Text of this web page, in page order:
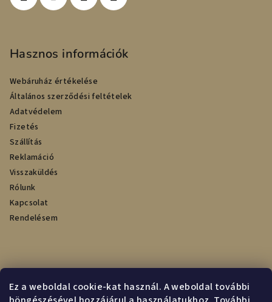
Ez a weboldal cookie-kat használ. A weboldal további
Hasznos információk
Webáruház értékelése
Általános szerződési feltételek
Adatvédelem
Fizetés
Szállítás
Reklamáció
Visszaküldés
Rólunk
Kapcsolat
Rendelésem
Online fizetési lehetőséget biztosítunk